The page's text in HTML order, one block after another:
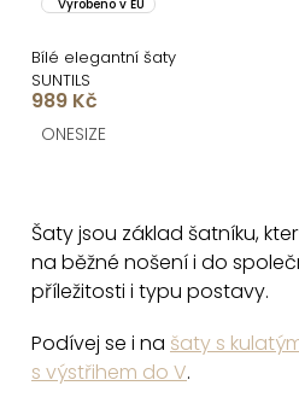
Vyrobeno v EU
Bílé elegantní šaty
SUNTILS
989 Kč
ONESIZE
l
á
a
Šaty jsou základ šatníku,
na běžné nošení i do
příležitosti i typu postavy.
Podívej se i na šaty s
s výstřihem do V.